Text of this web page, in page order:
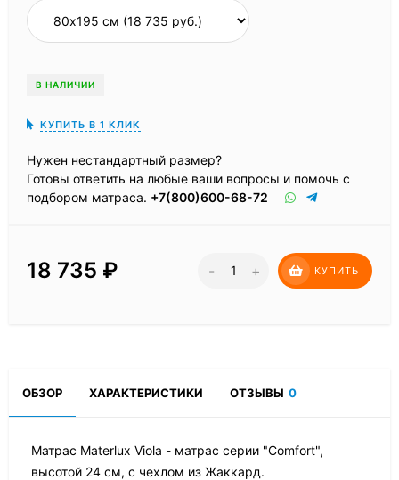
В НАЛИЧИИ
КУПИТЬ В 1 КЛИК
Нужен нестандартный размер?
Готовы ответить на любые ваши вопросы и помочь с
подбором матраса. +7(800)600-68-72
18 735 ₽ - + КУПИТЬ
ОБЗОР ХАРАКТЕРИСТИКИ ОТЗЫВЫ 0
Матрас Materlux Viola - матрас серии "Comfort",
высотой 24 см, с чехлом из Жаккард.